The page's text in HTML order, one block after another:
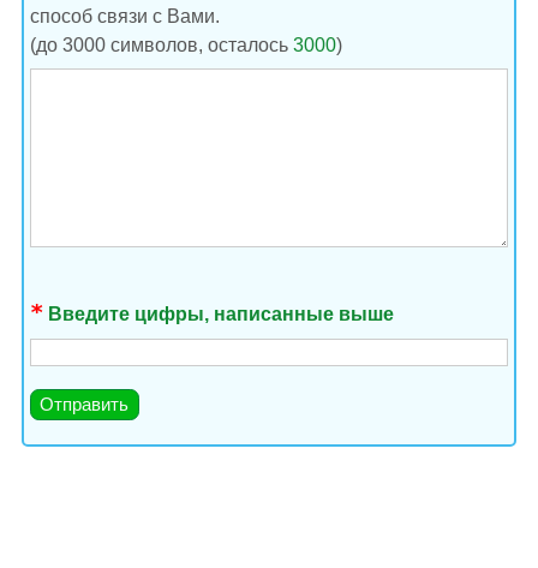
способ связи с Вами.
(до 3000 символов, осталось 3000)
Введите цифры, написанные выше